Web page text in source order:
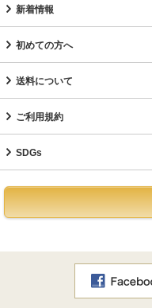
新着情報
初めての方へ
送料について
ご利用規約
SDGs